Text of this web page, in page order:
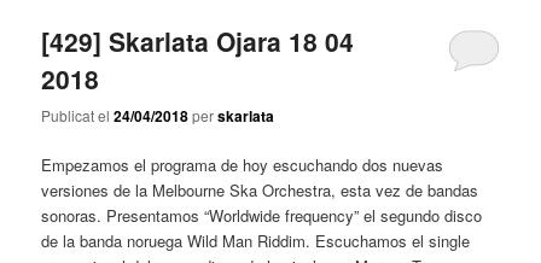
[429] Skarlata Ojara 18 04
2018
Publicat el24/04/2018perskarlata
Empezamos el programa de hoy escuchando dos nuevas
versiones de la Melbourne Ska Orchestra, esta vez de bandas
sonoras. Presentamos “Worldwide frequency” el segundo disco
de la banda noruega Wild Man Riddim. Escuchamos el single